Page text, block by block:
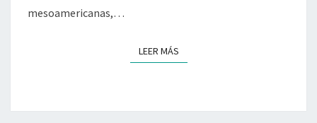
mesoamericanas,…
LEER MÁSLEER MÁS